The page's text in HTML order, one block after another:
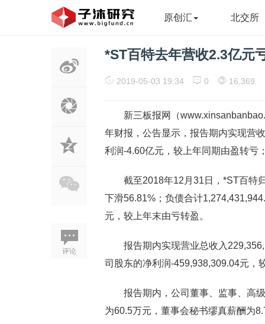
原创汇 北交所
评论
*ST百特去年营收2.3亿元
2019-05-03 19:34 0 16,369
新三板报网（
年财报，公告显示，报告期内实现营
利润-4.60亿元，较上年同期由盈转亏
截至2018年12月31日，*ST百特
下滑56.81%；负债合计
元，较上年末由亏转盈。
报告期内实现营业总收入
司股东的净利润-459,938,309.04元，
报告期内，公司董事、监事、高
为60.5万元，董事会秘书缪真薪酬为